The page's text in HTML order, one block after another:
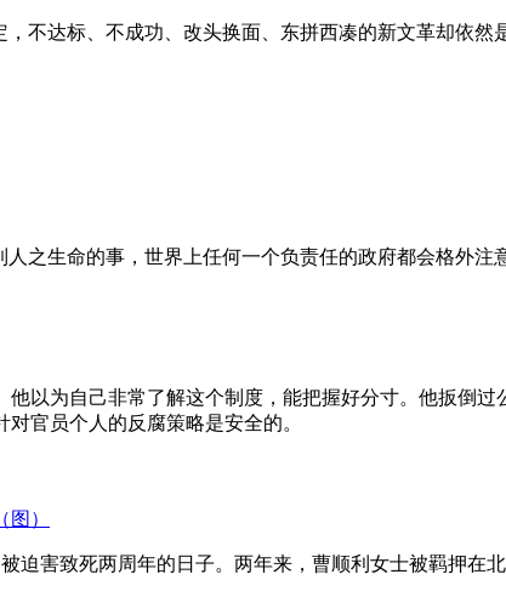
，不达标、不成功、改头换面、东拼西凑的新文革却依
人之生命的事，世界上任何一个负责任的政府都会格外
他以为自己非常了解这个制度，能把握好分寸。他扳倒
官员个人的反腐策略是安全的。
）
迫害致死两周年的日子。两年来，曹顺利女士被羁押